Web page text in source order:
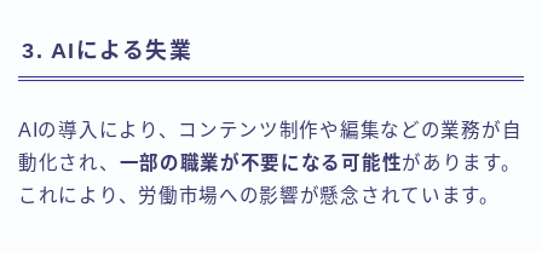
3. AIによる失業
AIの導入により、コンテンツ制作や編集などの業務が自
動化され、 一部の職業が不要になる可能性があります。
これにより、労働市場への影響が懸念されています。